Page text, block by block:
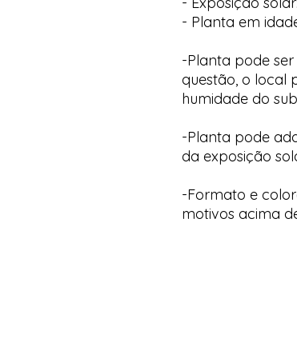
- Planta em
-Planta pode
questão, o local
humidade do
-Planta pode
da exposição
-Formato e
motivos acima